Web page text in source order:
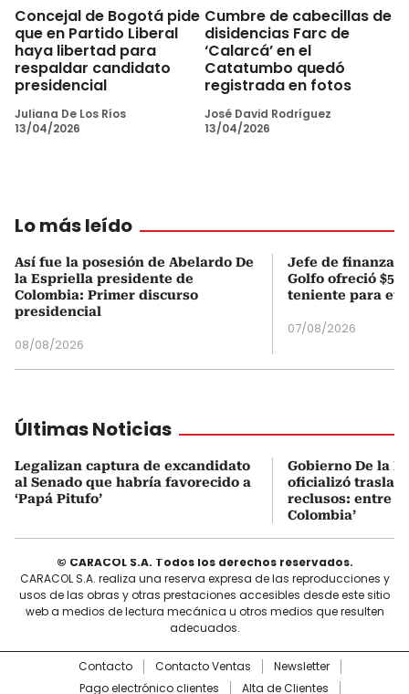
Concejal de Bogotá pide
que en Partido Liberal
haya libertad para
respaldar candidato
presidencial
Juliana De Los Ríos
13/04/2026
Cumbre de cabecillas de
disidencias Farc de
‘Calarcá’ en el
Catatumbo quedó
registrada en fotos
José David Rodríguez
13/04/2026
Lo más leído
Así fue la posesión de Abelardo De
la Espriella presidente de
Colombia: Primer discurso
presidencial
08/08/2026
Jefe de finanzas
Golfo ofreció
teniente para
07/08/2026
Últimas Noticias
Legalizan captura de excandidato
al Senado que habría favorecido a
‘Papá Pitufo’
Gobierno De la
oficializó
reclusos: entre
Colombia’
© CARACOL S.A. Todos los derechos reservados.
CARACOL S.A. realiza una reserva expresa de las reproducciones y
usos de las obras y otras prestaciones accesibles desde este sitio
web a medios de lectura mecánica u otros medios que resulten
adecuados.
Contacto Contacto Ventas
Newsletter
Pago electrónico clientes
Alta de Clientes